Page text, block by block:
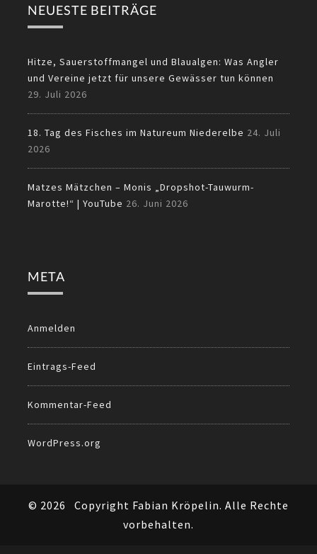
NEUESTE BEITRÄGE
Hitze, Sauerstoffmangel und Blaualgen: Was Angler
und Vereine jetzt für unsere Gewässer tun können
29. Juli 2026
18. Tag des Fisches im Natureum Niederelbe 24. Juli
2026
Matzes Mätzchen – Monis „Dropshot-Tauwurm-
Marotte!“ | YouTube 26. Juni 2026
META
Anmelden
Eintrags-Feed
Kommentar-Feed
WordPress.org
© 2026
Copyright Fabian Kröpelin. Alle Rechte
vorbehalten.